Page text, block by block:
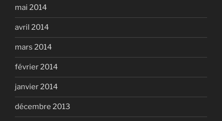
mai 2014
avril 2014
mars 2014
février 2014
janvier 2014
décembre 2013